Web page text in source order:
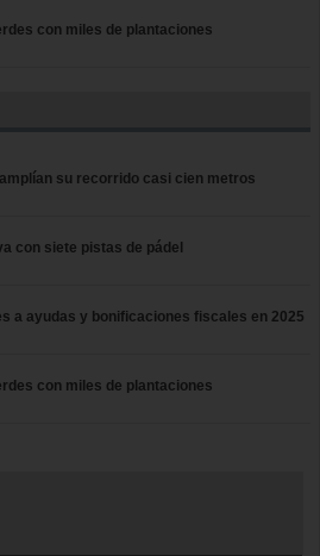
con miles de plantaciones
su recorrido casi cien metros
con siete pistas de pádel
a ayudas y bonificaciones fiscales en 2025
con miles de plantaciones